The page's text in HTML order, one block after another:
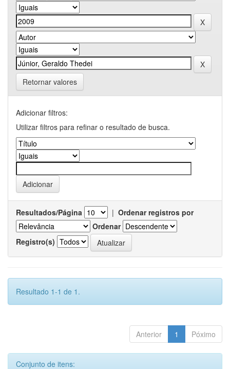
Retornar valores
Adicionar filtros:
Utilizar filtros para refinar o resultado de busca.
Resultados/Página | Ordenar registros por
Ordenar
Registro(s)
Resultado 1-1 de 1.
Anterior 1 Póximo
Conjunto de itens: